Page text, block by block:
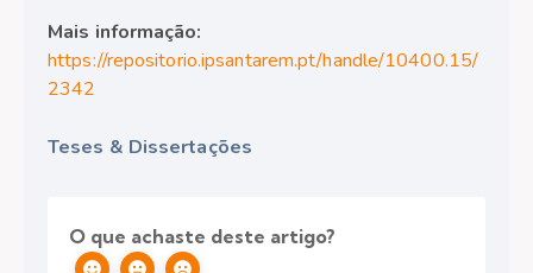
Mais informação:
https://repositorio.ipsantarem.pt/handle/10400.15/
2342
Teses & Dissertações
O que achaste deste artigo?